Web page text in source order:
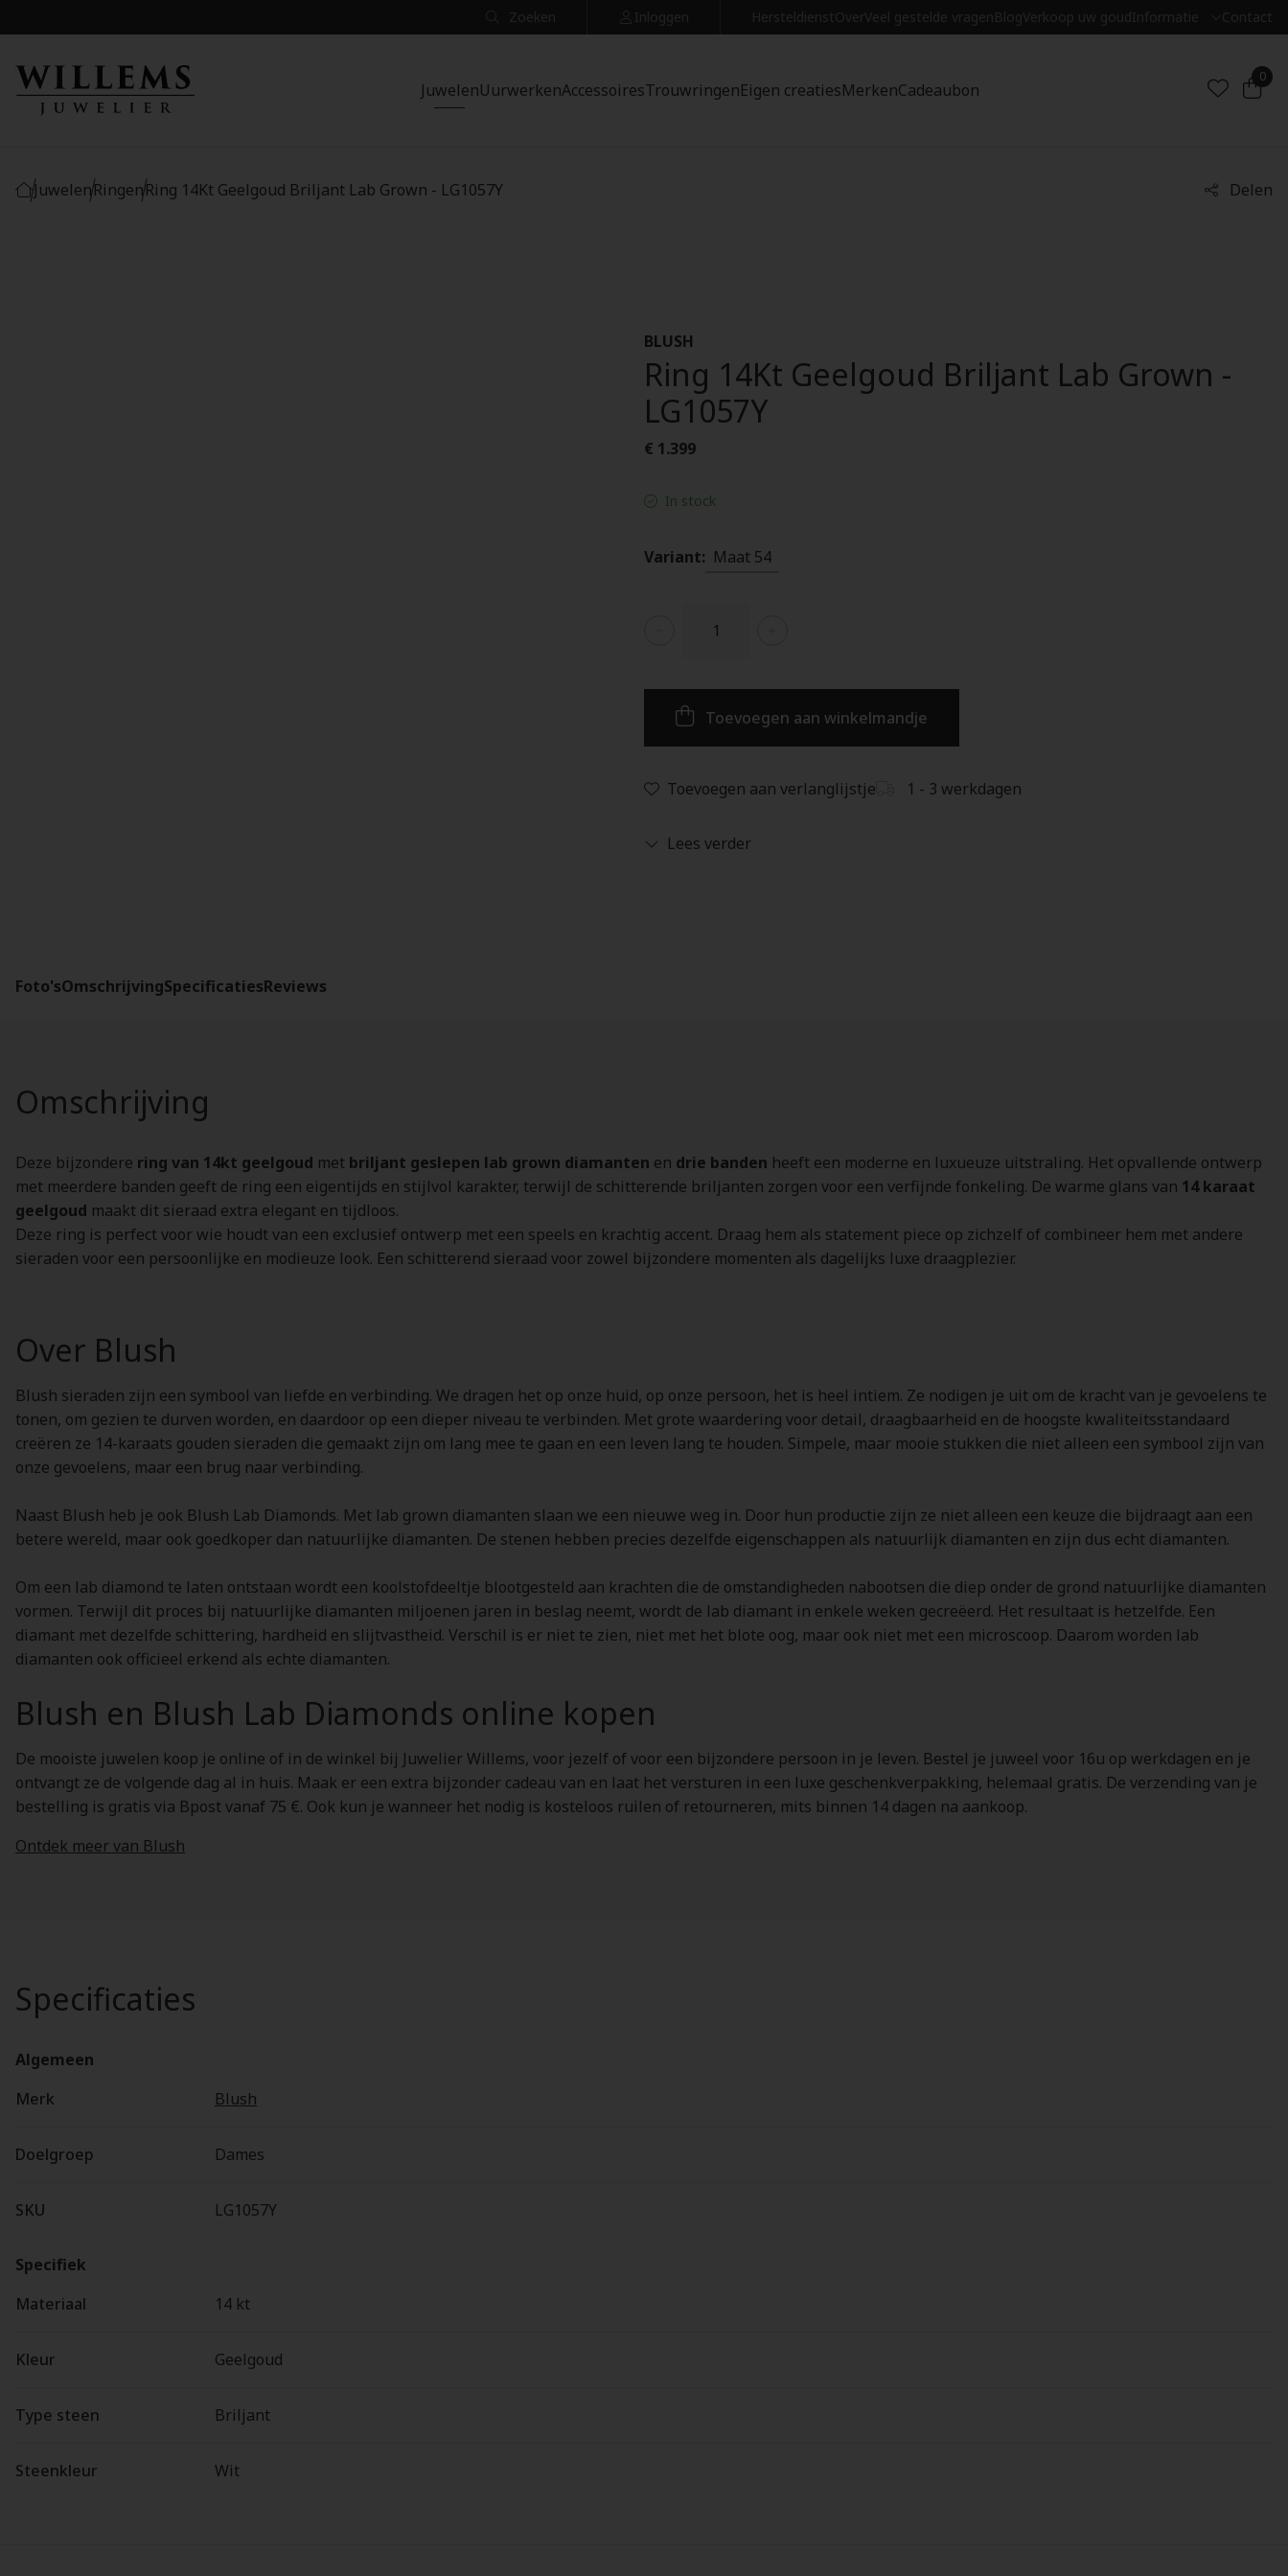
Zoeken Inloggen HersteldienstOverVeel gestelde vragenBlogVerkoop uw goudInformatie Contact
JuwelenUurwerkenAccessoiresTrouwringenEigen creatiesMerkenCadeaubon
0
JuwelenRingenRing 14Kt Geelgoud Briljant Lab Grown - LG1057Y Delen
BLUSH
Ring 14Kt Geelgoud Briljant Lab Grown -
LG1057Y
€ 1.399
In stock
Variant: Maat 54
Toevoegen aan winkelmandje
Toevoegen aan verlanglijstje 1 - 3 werkdagen
Lees verder
Foto'sOmschrijvingSpecificatiesReviews
Omschrijving
Deze bijzondere ring van 14kt geelgoud met briljant geslepen lab grown diamanten en drie banden heeft een moderne en luxueuze uitstraling. Het opvallende ontwerp
met meerdere banden geeft de ring een eigentijds en stijlvol karakter, terwijl de schitterende briljanten zorgen voor een verfijnde fonkeling. De warme glans van 14 karaat
geelgoud maakt dit sieraad extra elegant en tijdloos.
Deze ring is perfect voor wie houdt van een exclusief ontwerp met een speels en krachtig accent. Draag hem als statement piece op zichzelf of combineer hem met andere
sieraden voor een persoonlijke en modieuze look. Een schitterend sieraad voor zowel bijzondere momenten als dagelijks luxe draagplezier.
Over Blush
Blush sieraden zijn een symbool van liefde en verbinding. We dragen het op onze huid, op onze persoon, het is heel intiem. Ze nodigen je uit om de kracht van je gevoelens te
tonen, om gezien te durven worden, en daardoor op een dieper niveau te verbinden. Met grote waardering voor detail, draagbaarheid en de hoogste kwaliteitsstandaard
creëren ze 14-karaats gouden sieraden die gemaakt zijn om lang mee te gaan en een leven lang te houden. Simpele, maar mooie stukken die niet alleen een symbool zijn van
onze gevoelens, maar een brug naar verbinding.
Naast Blush heb je ook Blush Lab Diamonds. Met lab grown diamanten slaan we een nieuwe weg in. Door hun productie zijn ze niet alleen een keuze die bijdraagt aan een
betere wereld, maar ook goedkoper dan natuurlijke diamanten. De stenen hebben precies dezelfde eigenschappen als natuurlijk diamanten en zijn dus echt diamanten.
Om een lab diamond te laten ontstaan wordt een koolstofdeeltje blootgesteld aan krachten die de omstandigheden nabootsen die diep onder de grond natuurlijke diamanten
vormen. Terwijl dit proces bij natuurlijke diamanten miljoenen jaren in beslag neemt, wordt de lab diamant in enkele weken gecreëerd. Het resultaat is hetzelfde. Een
diamant met dezelfde schittering, hardheid en slijtvastheid. Verschil is er niet te zien, niet met het blote oog, maar ook niet met een microscoop. Daarom worden lab
diamanten ook officieel erkend als echte diamanten.
Blush en Blush Lab Diamonds online kopen
De mooiste juwelen koop je online of in de winkel bij Juwelier Willems, voor jezelf of voor een bijzondere persoon in je leven. Bestel je juweel voor 16u op werkdagen en je
ontvangt ze de volgende dag al in huis. Maak er een extra bijzonder cadeau van en laat het versturen in een luxe geschenkverpakking, helemaal gratis. De verzending van je
bestelling is gratis via Bpost vanaf 75 €. Ook kun je wanneer het nodig is kosteloos ruilen of retourneren, mits binnen 14 dagen na aankoop.
Ontdek meer van Blush
Specificaties
Algemeen
Merk
Blush
Doelgroep Dames
SKU LG1057Y
Specifiek
Materiaal
14 kt
Kleur Geelgoud
Type steen Briljant
Steenkleur Wit